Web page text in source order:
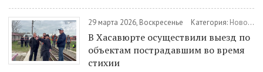
29 марта 2026, Воскресенье Категория: Новости
В Хасавюрте осуществили выезд по
объектам пострадавшим во время
стихии